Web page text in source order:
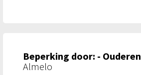
Beperking door: - Ouderen
Almelo